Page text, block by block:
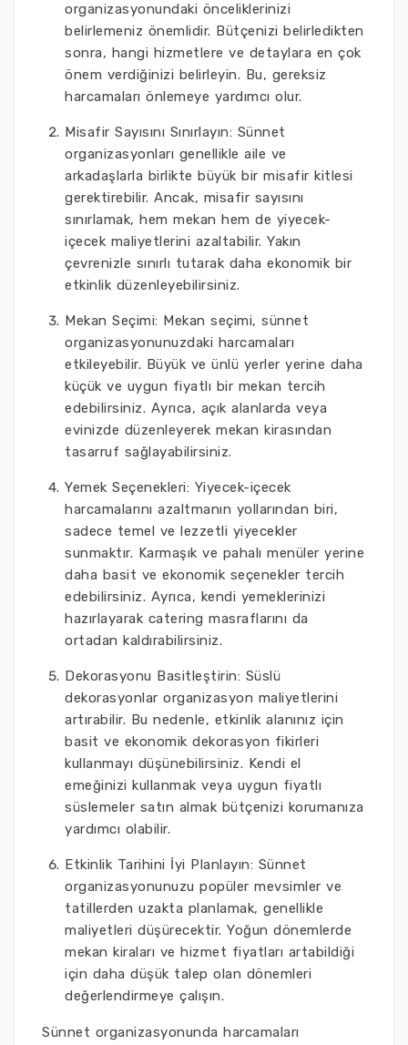
organizasyonundaki önceliklerinizi
belirlemeniz önemlidir. Bütçenizi belirledikten
sonra, hangi hizmetlere ve detaylara en çok
önem verdiğinizi belirleyin. Bu, gereksiz
harcamaları önlemeye yardımcı olur.
Misafir Sayısını Sınırlayın: Sünnet
organizasyonları genellikle aile ve
arkadaşlarla birlikte büyük bir misafir kitlesi
gerektirebilir. Ancak, misafir sayısını
sınırlamak, hem mekan hem de yiyecek-
içecek maliyetlerini azaltabilir. Yakın
çevrenizle sınırlı tutarak daha ekonomik bir
etkinlik düzenleyebilirsiniz.
Mekan Seçimi: Mekan seçimi, sünnet
organizasyonunuzdaki harcamaları
etkileyebilir. Büyük ve ünlü yerler yerine daha
küçük ve uygun fiyatlı bir mekan tercih
edebilirsiniz. Ayrıca, açık alanlarda veya
evinizde düzenleyerek mekan kirasından
tasarruf sağlayabilirsiniz.
Yemek Seçenekleri: Yiyecek-içecek
harcamalarını azaltmanın yollarından biri,
sadece temel ve lezzetli yiyecekler
sunmaktır. Karmaşık ve pahalı menüler yerine
daha basit ve ekonomik seçenekler tercih
edebilirsiniz. Ayrıca, kendi yemeklerinizi
hazırlayarak catering masraflarını da
ortadan kaldırabilirsiniz.
Dekorasyonu Basitleştirin: Süslü
dekorasyonlar organizasyon maliyetlerini
artırabilir. Bu nedenle, etkinlik alanınız için
basit ve ekonomik dekorasyon fikirleri
kullanmayı düşünebilirsiniz. Kendi el
emeğinizi kullanmak veya uygun fiyatlı
süslemeler satın almak bütçenizi korumanıza
yardımcı olabilir.
Etkinlik Tarihini İyi Planlayın: Sünnet
organizasyonunuzu popüler mevsimler ve
tatillerden uzakta planlamak, genellikle
maliyetleri düşürecektir. Yoğun dönemlerde
mekan kiraları ve hizmet fiyatları artabildiği
için daha düşük talep olan dönemleri
değerlendirmeye çalışın.
Sünnet organizasyonunda harcamaları